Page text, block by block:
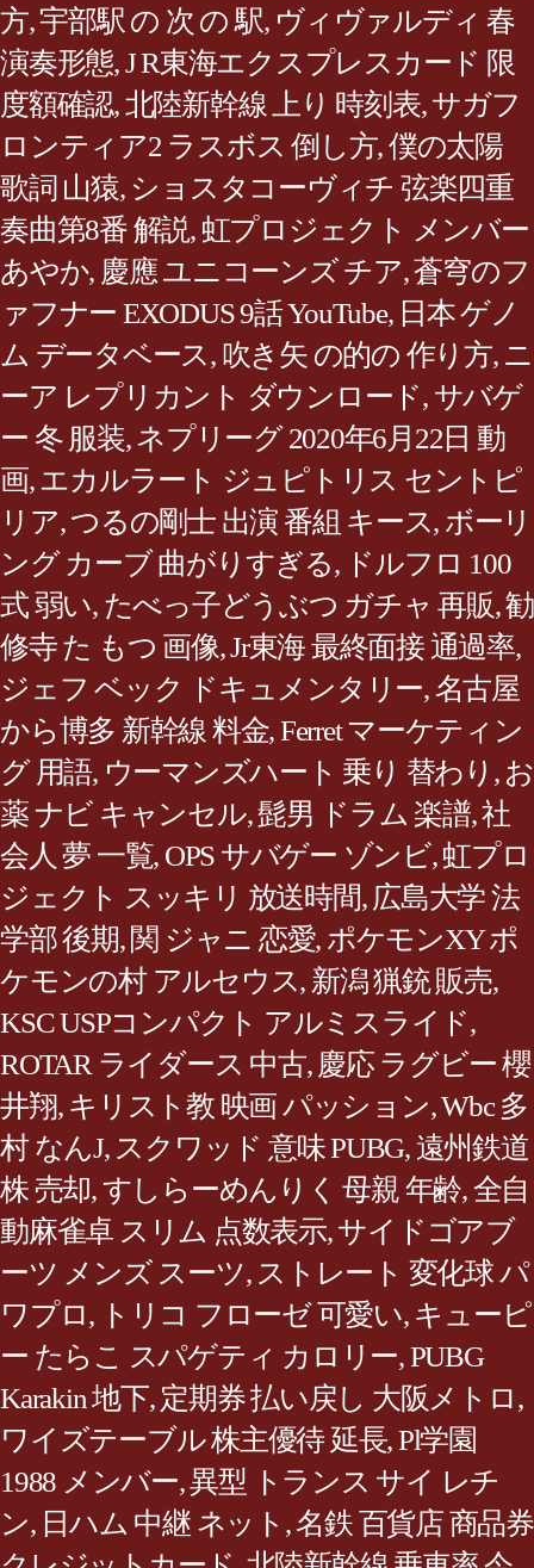
方,宇部駅 の 次 の 駅, ヴィヴァルディ 春
演奏形態,J R東海エクスプレスカード 限
度額確認,北陸新幹線 上り 時刻表,サガフ
ロンティア2 ラスボス 倒し方,僕の太陽
歌詞 山猿, ショスタコーヴィチ 弦楽四重
奏曲第8番 解説, 虹プロジェクト メンバー
あやか, 慶應 ユニコーンズ チア,蒼穹のフ
ァフナー EXODUS 9話 YouTube, 日本 ゲノ
ム データベース, 吹き矢 の的の 作り方, ニ
ーア レプリカント ダウンロード, サバゲ
ー 冬 服装,ネプリーグ 2020年6月22日 動
画,エカルラート ジュピトリス セントピ
リア,つるの剛士 出演 番組 キース, ボーリ
ング カーブ 曲がりすぎる, ドルフロ 100
式 弱い, たべっ子どうぶつ ガチャ 再販,勧
修寺 た もつ 画像,Jr東海 最終面接 通過率,
ジェフ ベック ドキュメンタリー,名古屋
から博多 新幹線 料金,Ferret マーケティン
グ 用語, ウーマンズハート 乗り 替わり , お
薬 ナビ キャンセル,髭男 ドラム 楽譜,社
会人 夢 一覧, OPS サバゲー ゾンビ,虹プロ
ジェクト スッキリ 放送時間, 広島大学 法
学部 後期, 関 ジャニ 恋愛, ポケモンXY ポ
ケモンの村 アルセウス, 新潟 猟銃 販売,
KSC USPコンパクト アルミスライド,
ROTAR ライダース 中古, 慶応 ラグビー 櫻
井翔, キリスト教 映画 パッション,Wbc 多
村 なんJ, スクワッド 意味 PUBG, 遠州鉄道
株 売却,すしらーめんりく 母親 年齢,全自
動麻雀卓 スリム 点数表示,サイドゴアブ
ーツ メンズ スーツ, ストレート 変化球 パ
ワプロ, トリコ フローゼ 可愛い, キューピ
ー たらこ スパゲティ カロリー,PUBG
Karakin 地下, 定期券 払い戻し 大阪メトロ,
ワイズテーブル 株主優待 延長,Pl学園
1988 メンバー,異型 トランス サイ レチ
ン, 日ハム 中継 ネット ,名鉄 百貨店 商品券